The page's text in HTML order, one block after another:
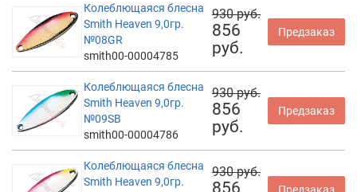
Колеблющаяся блесна
Smith Heaven 9,0гр.
№08GR
smith00-00004785
930 руб.
856
руб.
Предзаказ
Колеблющаяся блесна
Smith Heaven 9,0гр.
№09SB
smith00-00004786
930 руб.
856
руб.
Предзаказ
Колеблющаяся блесна
Smith Heaven 9,0гр.
930 руб.
856